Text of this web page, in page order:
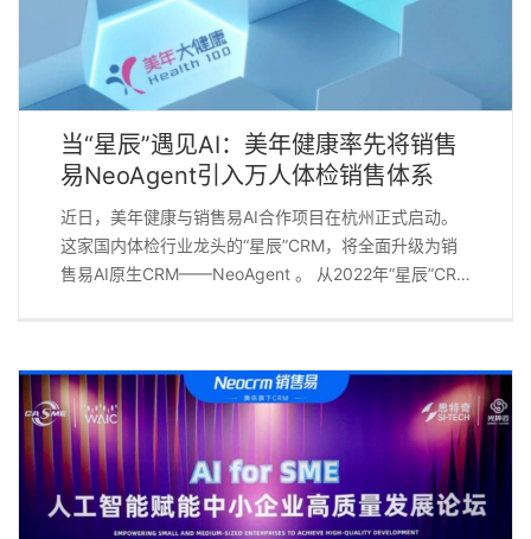
当“星辰”遇见AI：美年健康率先将销售
易NeoAgent引入万人体检销售体系
近日，美年健康与销售易AI合作项目在杭州正式启动。
这家国内体检行业龙头的“星辰”CRM，将全面升级为销
售易AI原生CRM——NeoAgent 。 从2022年“星辰”CRM
项。 一、五年信任，一次升维 2022年，美年健康与销
售易共同搭建了集营销、销售、服务、运营于一体的“星
辰”CRM系统，服务全国600余家体检分支机构、支撑万
余人业务团队高效运转。这套系统被美年人寄予厚望
——“星辰”寓意客户如点点繁星汇聚成星河，也呼应着美
年“脚踏实地，仰望星空”的实干精神。 五年后，美年健